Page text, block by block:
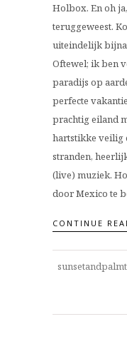
Holbox. En oh
teruggeweest.
uiteindelijk
Oftewel; ik ben
paradijs op
perfecte
prachtig eiland
hartstikke veilig
stranden,
(live) muziek.
door Mexico te
CONTINUE